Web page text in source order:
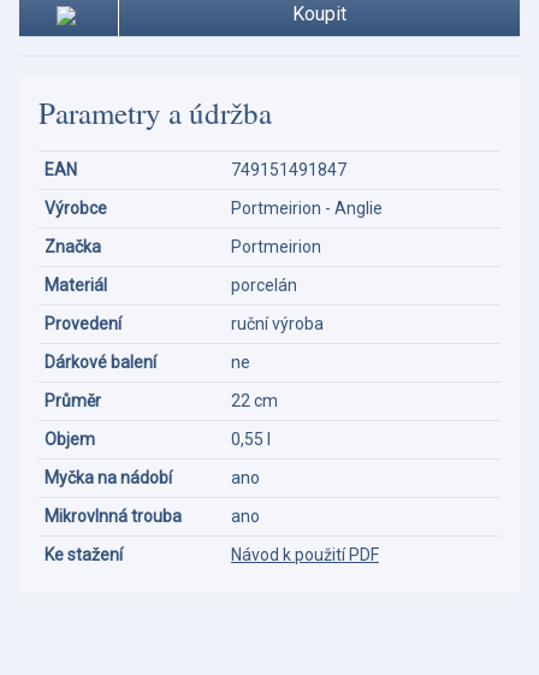
Koupit
Parametry a údržba
EAN
749151491847
Výrobce
Portmeirion - Anglie
Značka
Portmeirion
Materiál
porcelán
Provedení
ruční výroba
Dárkové balení
ne
Průměr
22 cm
Objem
0,55 l
Myčka na nádobí
ano
Mikrovlnná trouba
ano
Ke stažení
Návod k použití PDF